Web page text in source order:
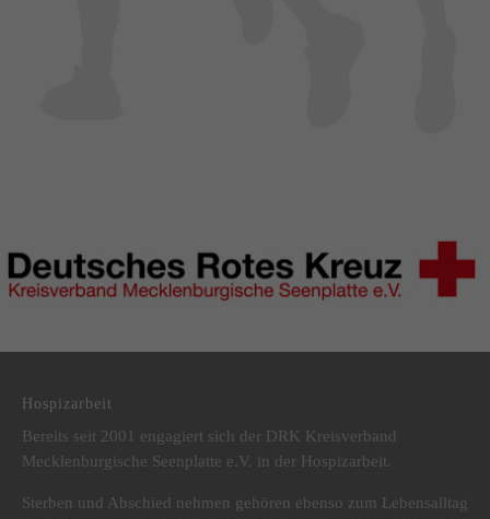
Hospizarbeit
Bereits seit 2001 engagiert sich der DRK Kreisverband
Mecklenburgische Seenplatte e.V. in der Hospizarbeit.
Sterben und Abschied nehmen gehören ebenso zum Lebensalltag